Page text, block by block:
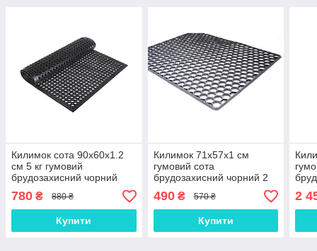
Килимок сота 90х60х1.2
см 5 кг гумовий
брудозахисний чорний
780 ₴ 880 ₴
Купити
Килимок 71х57х1 см
гумовий сота
брудозахисний чорний 2
490₴ 570 ₴
Купити
2